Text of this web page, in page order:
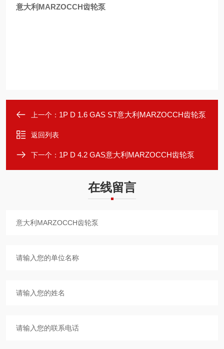
意大利MARZOCCH齿轮泵
上一个： 1P D 1.6 GAS ST意大利MARZOCCH齿轮泵
返回列表
下一个： 1P D 4.2 GAS意大利MARZOCCH齿轮泵
在线留言